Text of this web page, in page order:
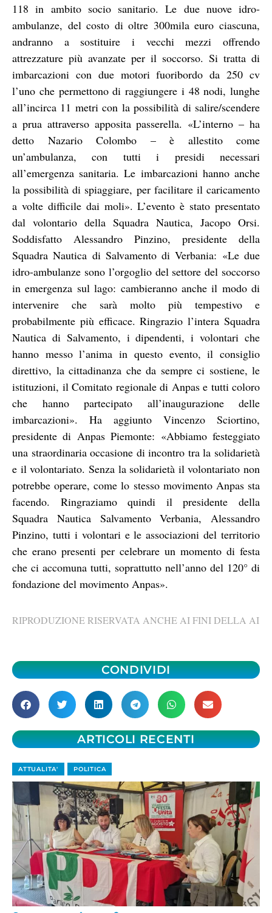
118 in ambito socio sanitario. Le due nuove idro-
ambulanze, del costo di oltre 300mila euro ciascuna,
andranno a sostituire i vecchi mezzi offrendo
attrezzature più avanzate per il soccorso. Si tratta di
imbarcazioni con due motori fuoribordo da 250 cv
l’uno che permettono di raggiungere i 48 nodi, lunghe
all’incirca 11 metri con la possibilità di salire/scendere
a prua attraverso apposita passerella. «L’interno – ha
detto Nazario Colombo – è allestito come
un’ambulanza, con tutti i presidi necessari
all’emergenza sanitaria. Le imbarcazioni hanno anche
la possibilità di spiaggiare, per facilitare il caricamento
a volte difficile dai moli». L’evento è stato presentato
dal volontario della Squadra Nautica, Jacopo Orsi.
Soddisfatto Alessandro Pinzino, presidente della
Squadra Nautica di Salvamento di Verbania: «Le due
idro-ambulanze sono l’orgoglio del settore del soccorso
in emergenza sul lago: cambieranno anche il modo di
intervenire che sarà molto più tempestivo e
probabilmente più efficace. Ringrazio l’intera Squadra
Nautica di Salvamento, i dipendenti, i volontari che
hanno messo l’anima in questo evento, il consiglio
direttivo, la cittadinanza che da sempre ci sostiene, le
istituzioni, il Comitato regionale di Anpas e tutti coloro
che hanno partecipato all’inaugurazione delle
imbarcazioni». Ha aggiunto Vincenzo Sciortino,
presidente di Anpas Piemonte: «Abbiamo festeggiato
una straordinaria occasione di incontro tra la solidarietà
e il volontariato. Senza la solidarietà il volontariato non
potrebbe operare, come lo stesso movimento Anpas sta
facendo. Ringraziamo quindi il presidente della
Squadra Nautica Salvamento Verbania, Alessandro
Pinzino, tutti i volontari e le associazioni del territorio
che erano presenti per celebrare un momento di festa
che ci accomuna tutti, soprattutto nell’anno del 120° di
fondazione del movimento Anpas».
RIPRODUZIONE RISERVATA ANCHE AI FINI DELLA AI
CONDIVIDI
ARTICOLI RECENTI
ATTUALITA' POLITICA